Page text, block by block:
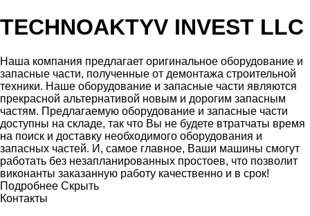
TECHNOAKTYV INVEST LLC
Наша компания предлагает оригинальное оборудование и
запасные части, полученные от демонтажа строительной
техники. Наше оборудование и запасные части являются
прекрасной альтернативой новым и дорогим запасным
частям. Предлагаемую оборудование и запасные части
доступны на складе, так что Вы не будете втратчаты время
на поиск и доставку необходимого оборудования и
запасных частей. И, самое главное, Ваши машины смогут
работать без незапланированных простоев, что позволит
виконанты заказанную работу качественно и в срок!
Подробнее Скрыть
Контакты